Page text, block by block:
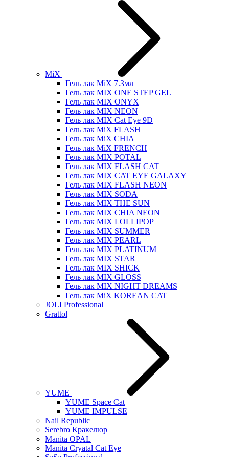
MiX
Гель лак MiX 7.3мл
Гель лак MIX ONE STEP GEL
Гель лак MIX ONYX
Гель лак MIX NEON
Гель лак MIX Cat Eye 9D
Гель лак MiX FLASH
Гель лак MiX CHIA
Гель лак MiX FRENCH
Гель лак MIX POTAL
Гель лак MIX FLASH CAT
Гель лак MIX CAT EYE GALAXY
Гель лак MIX FLASH NEON
Гель лак MIX SODA
Гель лак MIX THE SUN
Гель лак MIX CHIA NEON
Гель лак MIX LOLLIPOP
Гель лак MIX SUMMER
Гель лак MIX PEARL
Гель лак MIX PLATINUM
Гель лак MIX STAR
Гель лак MIX SHICK
Гель лак MIX GLOSS
Гель лак MIX NIGHT DREAMS
Гель лак MiX KOREAN CAT
JOLI Professional
Grattol
YUME
YUME Space Cat
YUME IMPULSE
Nail Republic
Serebro Кракелюр
Manita OPAL
Manita Cryatal Cat Eye